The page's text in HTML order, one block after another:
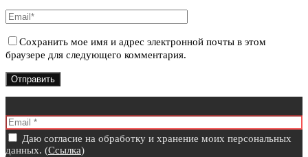
Сохранить мое имя и адрес электронной почты в этом
браузере для следующего комментария.
Даю согласие на обработку и хранение моих персональных
данных. (Ссылка)